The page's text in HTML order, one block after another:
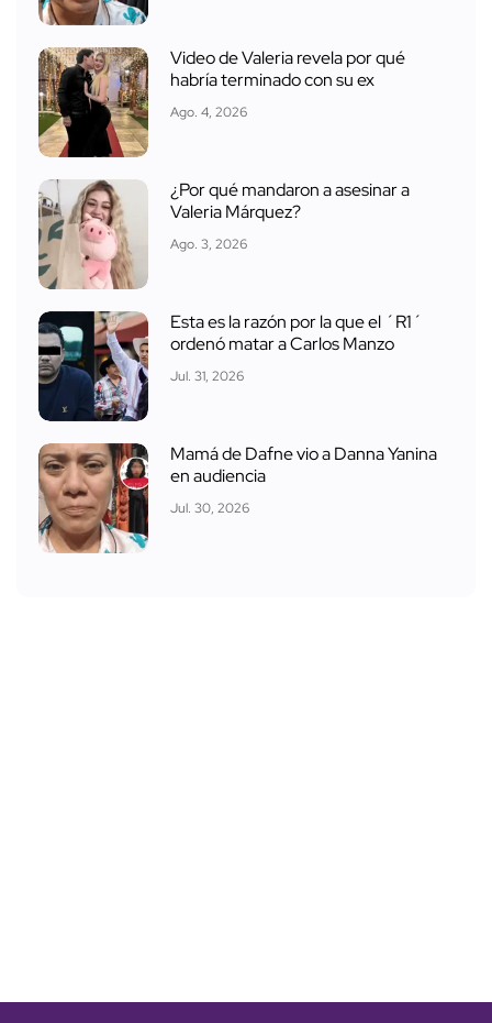
Video de Valeria revela por qué
habría terminado con su ex
Ago. 4, 2026
¿Por qué mandaron a asesinar a
Valeria Márquez?
Ago. 3, 2026
Esta es la razón por la que el ´R1´
ordenó matar a Carlos Manzo
Jul. 31, 2026
Mamá de Dafne vio a Danna Yanina
en audiencia
Jul. 30, 2026